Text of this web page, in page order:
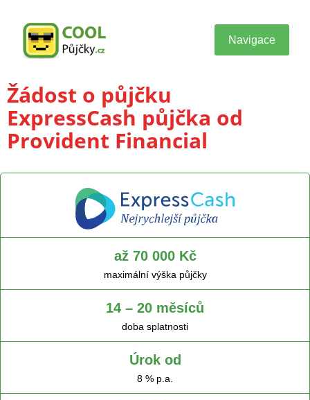
Navigace
Žádost o půjčku
ExpressCash půjčka od
Provident Financial
až 70 000 Kč
maximální výška půjčky
14 – 20 měsíců
doba splatnosti
Úrok od
8 % p.a.